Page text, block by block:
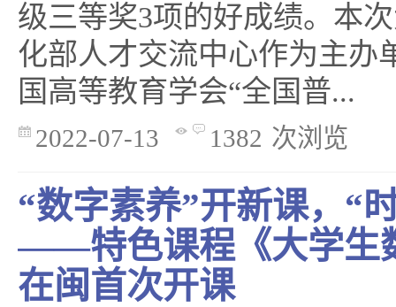
级三等奖3项的好成绩。本
化部人才交流中心作为主办
国高等教育学会“全国普...
2022-07-13 1382 次浏览
“数字素养”开新课，“
——特色课程《大学生
在闽首次开课